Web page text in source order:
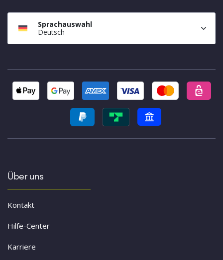
Sprachauswahl
Deutsch
Über uns
Kontakt
Hilfe-Center
Karriere